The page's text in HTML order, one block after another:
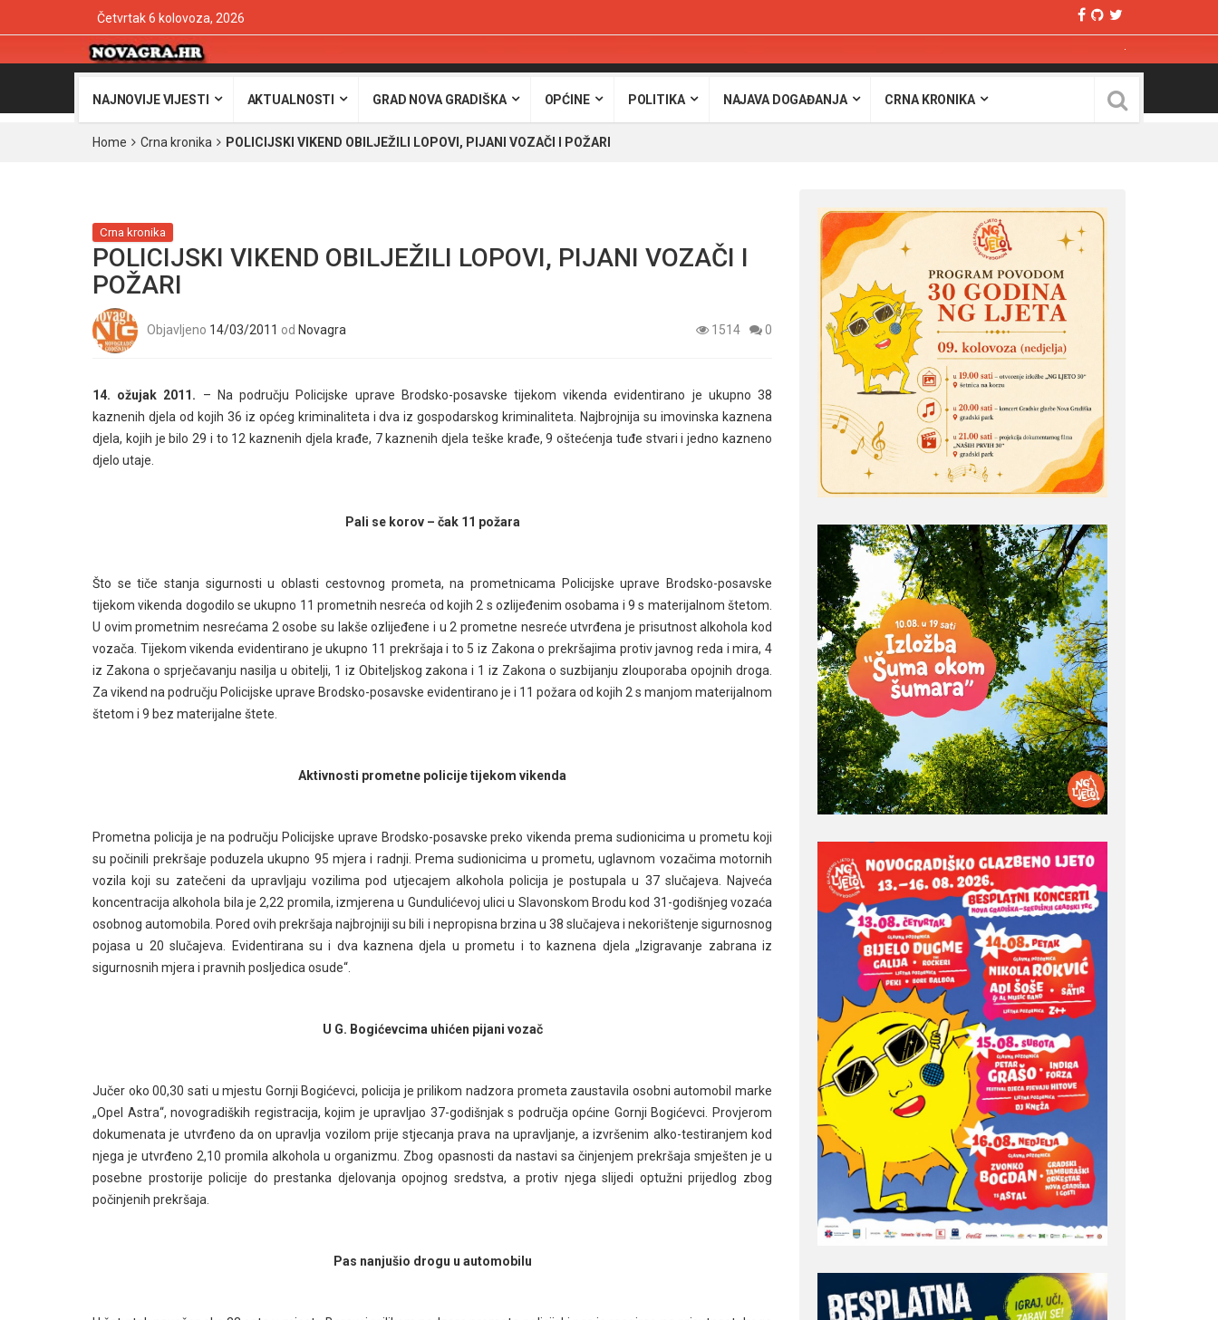
Četvrtak 6 kolovoza, 2026
NAJNOVIJE VIJESTI AKTUALNOSTI GRAD NOVA GRADIŠKA OPĆINE POLITIKA NAJAVA DOGAĐANJA CRNA KRONIKA
Home Crna kronika POLICIJSKI VIKEND OBILJEŽILI LOPOVI, PIJANI VOZAČI I POŽARI
Crna kronika
POLICIJSKI VIKEND OBILJEŽILI LOPOVI, PIJANI VOZAČI I
POŽARI
Objavljeno 14/03/2011 od Novagra 1514 0
14. ožujak 2011. – Na području Policijske uprave Brodsko-posavske tijekom vikenda evidentirano je ukupno 38
kaznenih djela od kojih 36 iz općeg kriminaliteta i dva iz gospodarskog kriminaliteta. Najbrojnija su imovinska kaznena
djela, kojih je bilo 29 i to 12 kaznenih djela krađe, 7 kaznenih djela teške krađe, 9 oštećenja tuđe stvari i jedno kazneno
djelo utaje.
Pali se korov – čak 11 požara
Što se tiče stanja sigurnosti u oblasti cestovnog prometa, na prometnicama Policijske uprave Brodsko-posavske
tijekom vikenda dogodilo se ukupno 11 prometnih nesreća od kojih 2 s ozlijeđenim osobama i 9 s materijalnom štetom.
U ovim prometnim nesrećama 2 osobe su lakše ozlijeđene i u 2 prometne nesreće utvrđena je prisutnost alkohola kod
vozača. Tijekom vikenda evidentirano je ukupno 11 prekršaja i to 5 iz Zakona o prekršajima protiv javnog reda i mira, 4
iz Zakona o sprječavanju nasilja u obitelji, 1 iz Obiteljskog zakona i 1 iz Zakona o suzbijanju zlouporaba opojnih droga.
Za vikend na području Policijske uprave Brodsko-posavske evidentirano je i 11 požara od kojih 2 s manjom materijalnom
štetom i 9 bez materijalne štete.
Aktivnosti prometne policije tijekom vikenda
Prometna policija je na području Policijske uprave Brodsko-posavske preko vikenda prema sudionicima u prometu koji
su počinili prekršaje poduzela ukupno 95 mjera i radnji. Prema sudionicima u prometu, uglavnom vozačima motornih
vozila koji su zatečeni da upravljaju vozilima pod utjecajem alkohola policija je postupala u 37 slučajeva. Najveća
koncentracija alkohola bila je 2,22 promila, izmjerena u Gundulićevoj ulici u Slavonskom Brodu kod 31-godišnjeg vozaća
osobnog automobila. Pored ovih prekršaja najbrojniji su bili i nepropisna brzina u 38 slučajeva i nekorištenje sigurnosnog
pojasa u 20 slučajeva. Evidentirana su i dva kaznena djela u prometu i to kaznena djela „Izigravanje zabrana iz
sigurnosnih mjera i pravnih posljedica osude“.
U G. Bogićevcima uhićen pijani vozač
Jučer oko 00,30 sati u mjestu Gornji Bogićevci, policija je prilikom nadzora prometa zaustavila osobni automobil marke
„Opel Astra“, novogradiških registracija, kojim je upravljao 37-godišnjak s područja općine Gornji Bogićevci. Provjerom
dokumenata je utvrđeno da on upravlja vozilom prije stjecanja prava na upravljanje, a izvršenim alko-testiranjem kod
njega je utvrđeno 2,10 promila alkohola u organizmu. Zbog opasnosti da nastavi sa činjenjem prekršaja smješten je u
posebne prostorije policije do prestanka djelovanja opojnog sredstva, a protiv njega slijedi optužni prijedlog zbog
počinjenih prekršaja.
Pas nanjušio drogu u automobilu